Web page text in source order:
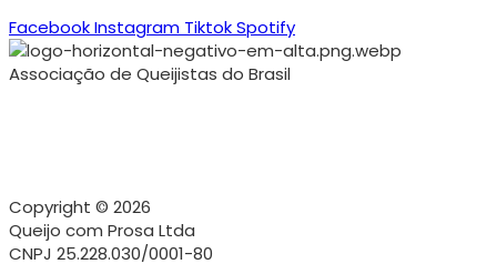
FacebookInstagram TiktokSpotify
Associação de Queijistas do Brasil
Copyright © 2026
Queijo com Prosa Ltda
CNPJ 25.228.030/0001-80